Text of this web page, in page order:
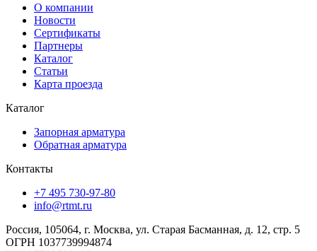
О компании
Новости
Сертификаты
Партнеры
Каталог
Статьи
Карта проезда
Каталог
Запорная арматура
Обратная арматура
Контакты
+7 495 730-97-80
info@rtmt.ru
Россия, 105064, г. Москва, ул. Старая Басманная, д. 12, стр. 5
ОГРН 1037739994874